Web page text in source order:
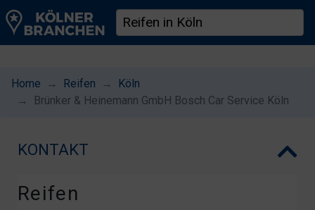
Home Reifen
Köln
Brünker & Heinemann GmbH Bosch Car Service Köln
KONTAKT
Reifen